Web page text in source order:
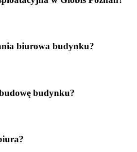
biurowa budynku?
budynku?